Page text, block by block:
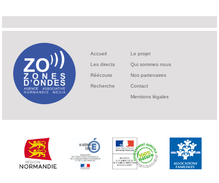
Accueil
Les directs
Réécoute
Recherche
Le projet
Qui sommes nous
Nos partenaires
Contact
Mentions légales